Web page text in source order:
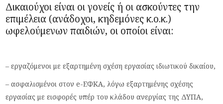
Δικαιούχοι είναι οι γονείς ή οι ασκούντες την
επιμέλεια (ανάδοχοι, κηδεμόνες κ.ο.κ.)
ωφελούμενων παιδιών, οι οποίοι είναι:
– εργαζόμενοι με εξαρτημένη σχέση εργασίας ιδιωτικού δικαίου,
– ασφαλισμένοι στον e-EΦΚΑ, λόγω εξαρτημένης σχέσης
εργασίας με εισφορές υπέρ του κλάδου ανεργίας της ΔΥΠΑ,